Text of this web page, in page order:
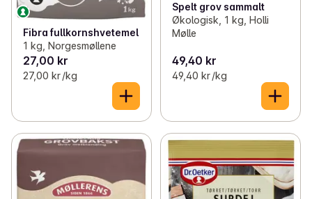
Fibra fullkornshvetemel
1 kg, Norgesmøllene
27,00 kr
27,00 kr /kg
Spelt grov sammalt
Økologisk, 1 kg, Holli
Mølle
49,40 kr
49,40 kr /kg